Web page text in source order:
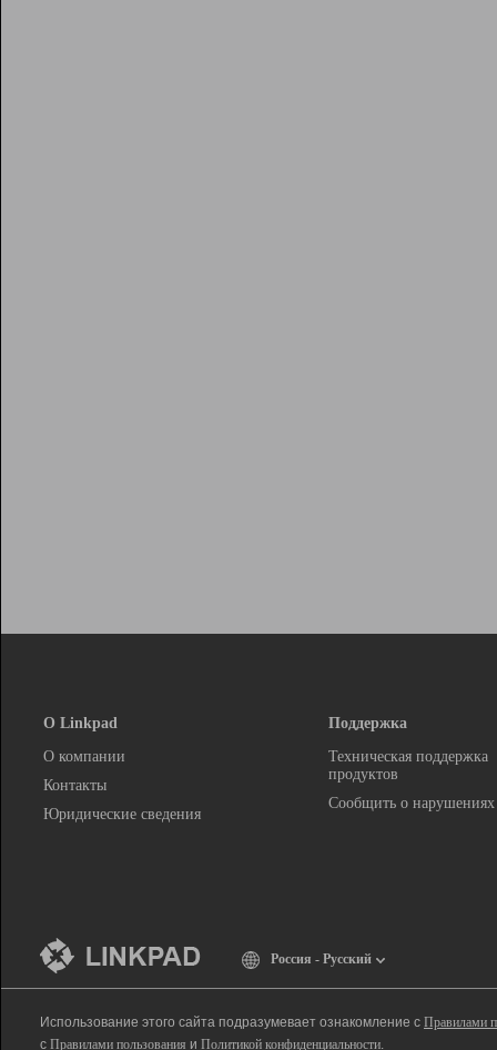
О Linkpad
О компании
Контакты
Юридические сведения
Поддержка
Техническая поддержка
продуктов
Сообщить о нарушениях
Россия - Русский
Использование этого сайта подразумевает ознакомление с Правилами
с Правилами пользования и Политикой конфиденциальности.